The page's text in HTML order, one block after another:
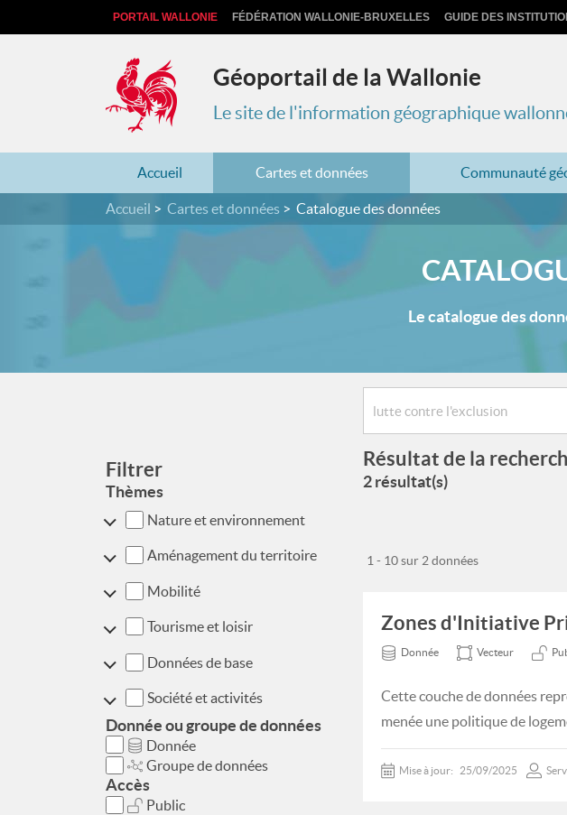
PORTAIL WALLONIE FÉDÉRATION WALLONIE-BRUXELLES GUIDE DES
Géoportail de la Wallonie
Le site de l'information géographique
Accueil Cartes et données Communauté
Accueil Cartes et données Catalogue des données
Le catalogue des
Filtrer
Thèmes
Nature et environnement
Aménagement du territoire
Mobilité
Tourisme et loisir
Données de base
Société et activités
Donnée ou groupe de données
Donnée
Groupe de données
Accès
Public
Résultat de la
2 résultat(s)
1 - 10 sur 2 données
Zones d'Initiative
Donnée Vecteur
Cette couche de données
menée une politique de
Mise à jour: 25/09/2025